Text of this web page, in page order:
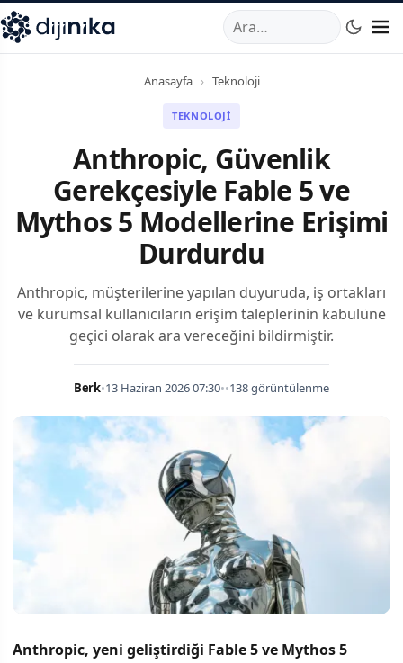
,Marmara Mahallesi,Beylikdüzü34520TRTelefon:0850
Anasayfa › Teknoloji
TEKNOLOJI
Anthropic, Güvenlik
Gerekçesiyle Fable 5 ve
Mythos 5 Modellerine Erişimi
Durdurdu
Anthropic, müşterilerine yapılan duyuruda, iş ortakları
ve kurumsal kullanıcıların erişim taleplerinin kabulüne
geçici olarak ara vereceğini bildirmiştir.
Berk•13 Haziran 2026 07:30••138 görüntülenme
Anthropic, yeni geliştirdiği Fable 5 ve Mythos 5